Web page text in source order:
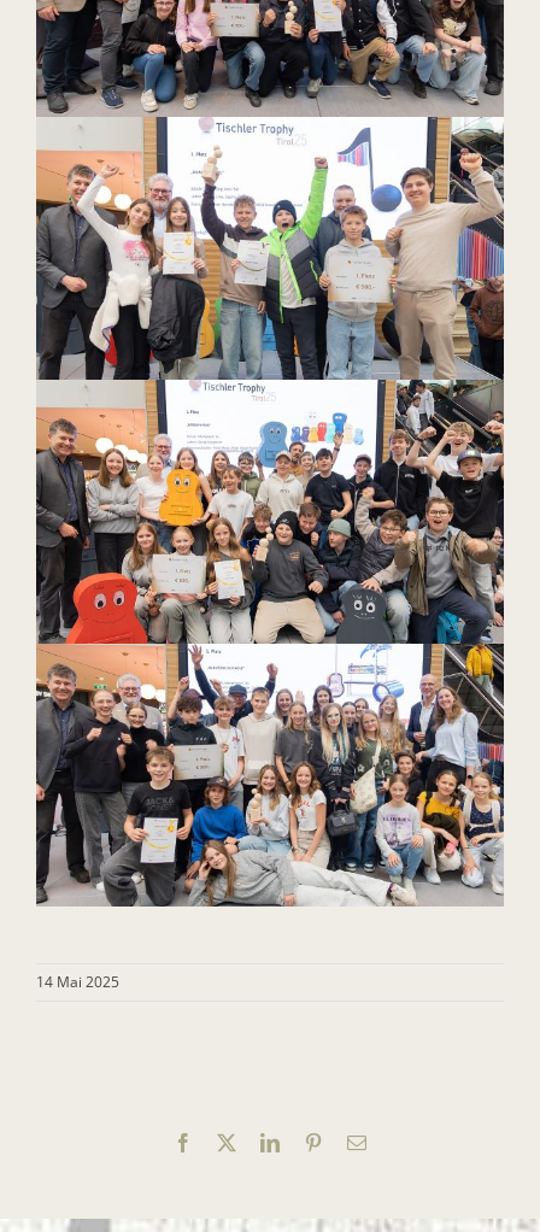
14 Mai 2025
Facebook LinkedInPinterest
E-